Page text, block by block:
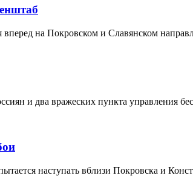
на Покровском и Славянском
и два вражеских пункта управления
наступать вблизи Покровска и